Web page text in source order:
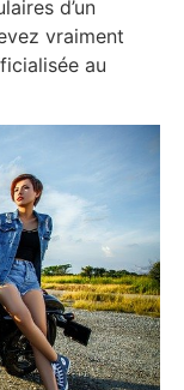
d’un
vraiment
au